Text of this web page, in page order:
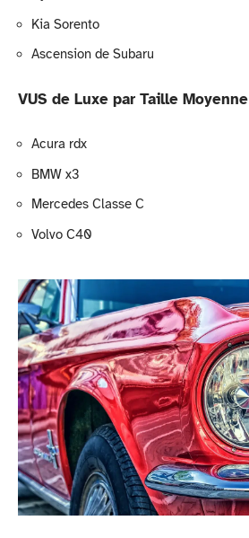
Kia Sorento
Ascension de Subaru
VUS de Luxe par Taille Moyenne
Acura rdx
BMW x3
Mercedes Classe C
Volvo C40